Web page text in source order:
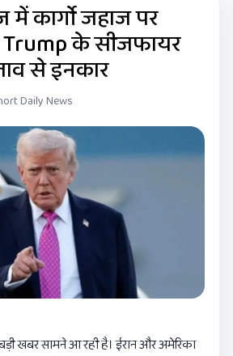
में कार्गो जहाज पर
के सीजफायर
से इनकार
Daily News
खबर सामने आ रही है। ईरान और अमेरिका